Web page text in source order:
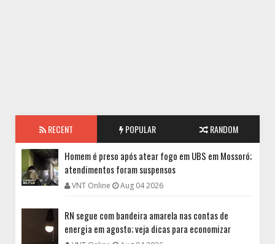
RECENT POPULAR RANDOM
Homem é preso após atear fogo em UBS em Mossoró;
atendimentos foram suspensos
VNT Online Aug 04 2026
RN segue com bandeira amarela nas contas de
energia em agosto; veja dicas para economizar